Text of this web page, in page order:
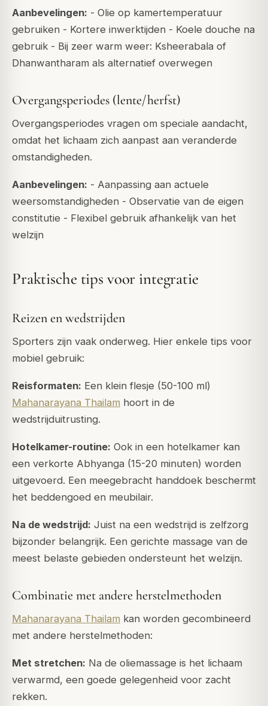
Aanbevelingen: - Olie op kamertemperatuur
gebruiken - Kortere inwerktijden - Koele douche na
gebruik - Bij zeer warm weer: Ksheerabala of
Dhanwantharam als alternatief overwegen
Overgangsperiodes (lente/herfst)
Overgangsperiodes vragen om speciale aandacht,
omdat het lichaam zich aanpast aan veranderde
omstandigheden.
Aanbevelingen: - Aanpassing aan actuele
weersomstandigheden - Observatie van de eigen
constitutie - Flexibel gebruik afhankelijk van het
welzijn
Praktische tips voor integratie
Reizen en wedstrijden
Sporters zijn vaak onderweg. Hier enkele tips voor
mobiel gebruik:
Reisformaten: Een klein flesje (50-100 ml)
Mahanarayana Thailam hoort in de
wedstrijduitrusting.
Hotelkamer-routine: Ook in een hotelkamer kan
een verkorte Abhyanga (15-20 minuten) worden
uitgevoerd. Een meegebracht handdoek beschermt
het beddengoed en meubilair.
Na de wedstrijd: Juist na een wedstrijd is zelfzorg
bijzonder belangrijk. Een gerichte massage van de
meest belaste gebieden ondersteunt het welzijn.
Combinatie met andere herstelmethoden
Mahanarayana Thailam kan worden gecombineerd
met andere herstelmethoden:
Met stretchen: Na de oliemassage is het lichaam
verwarmd, een goede gelegenheid voor zacht
rekken.